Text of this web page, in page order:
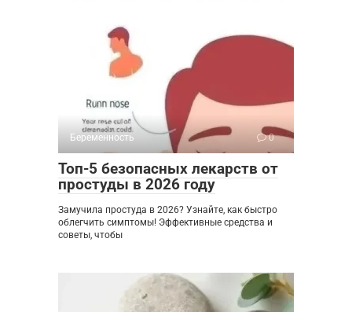
Беременность 0
Топ-5 безопасных лекарств от
простуды в 2026 году
Замучила простуда в 2026? Узнайте, как быстро
облегчить симптомы! Эффективные средства и
советы, чтобы